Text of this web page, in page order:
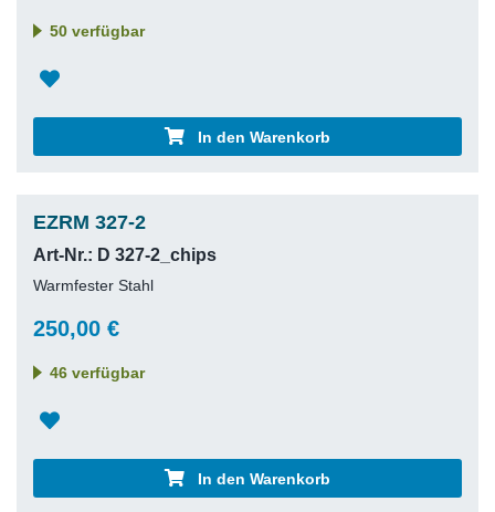
50 verfügbar
In den Warenkorb
EZRM 327-2
Art-Nr.: D 327-2_chips
Warmfester Stahl
250,00 €
46 verfügbar
In den Warenkorb